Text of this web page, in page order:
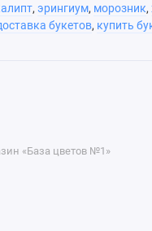
, эрингиум, морозник,
букетов, купить
«База цветов №1»